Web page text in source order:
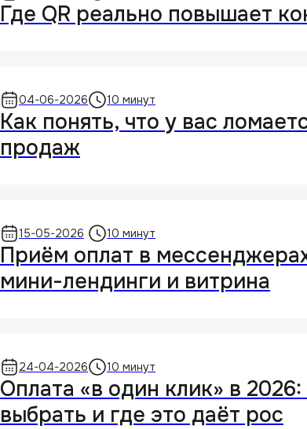
Где QR реально повышает
04-06-2026 10 минут
Как понять, что у вас
продаж
15-05-2026 10 минут
Приём оплат в
мини-лендинги и витрина
24-04-2026 10 минут
Оплата «в один клик» в
выбрать и где это даёт рос